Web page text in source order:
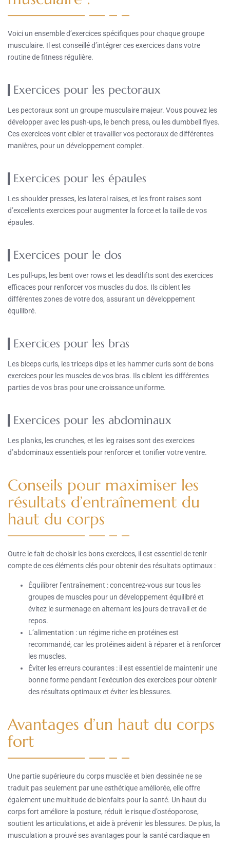
Voici un ensemble d’exercices spécifiques pour chaque groupe
musculaire. Il est conseillé d’intégrer ces exercices dans votre
routine de fitness régulière.
Exercices pour les pectoraux
Les pectoraux sont un groupe musculaire majeur. Vous pouvez les
développer avec les push-ups, le bench press, ou les dumbbell flyes.
Ces exercices vont cibler et travailler vos pectoraux de différentes
manières, pour un développement complet.
Exercices pour les épaules
Les shoulder presses, les lateral raises, et les front raises sont
d’excellents exercices pour augmenter la force et la taille de vos
épaules.
Exercices pour le dos
Les pull-ups, les bent over rows et les deadlifts sont des exercices
efficaces pour renforcer vos muscles du dos. Ils ciblent les
différentes zones de votre dos, assurant un développement
équilibré.
Exercices pour les bras
Les biceps curls, les triceps dips et les hammer curls sont de bons
exercices pour les muscles de vos bras. Ils ciblent les différentes
parties de vos bras pour une croissance uniforme.
Exercices pour les abdominaux
Les planks, les crunches, et les leg raises sont des exercices
d’abdominaux essentiels pour renforcer et tonifier votre ventre.
Conseils pour maximiser les
résultats d’entraînement du
haut du corps
Outre le fait de choisir les bons exercices, il est essentiel de tenir
compte de ces éléments clés pour obtenir des résultats optimaux :
Équilibrer l’entraînement : concentrez-vous sur tous les
groupes de muscles pour un développement équilibré et
évitez le surmenage en alternant les jours de travail et de
repos.
L’alimentation : un régime riche en protéines est
recommandé, car les protéines aident à réparer et à renforcer
les muscles.
Éviter les erreurs courantes : il est essentiel de maintenir une
bonne forme pendant l’exécution des exercices pour obtenir
des résultats optimaux et éviter les blessures.
Avantages d’un haut du corps
fort
Une partie supérieure du corps musclée et bien dessinée ne se
traduit pas seulement par une esthétique améliorée, elle offre
également une multitude de bienfaits pour la santé. Un haut du
corps fort améliore la posture, réduit le risque d’ostéoporose,
soutient les articulations, et aide à prévenir les blessures. De plus, la
musculation a prouvé ses avantages pour la santé cardiaque en